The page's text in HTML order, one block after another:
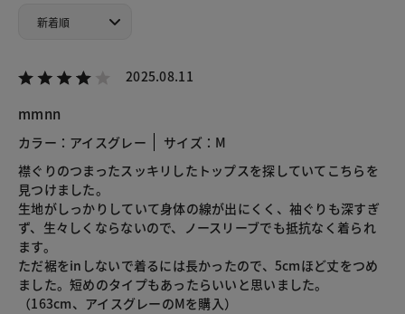
2025.08.11
mmnn
カラー：アイスグレー
サイズ：M
襟ぐりのつまったスッキリしたトップスを探していてこちらを
見つけました。
生地がしっかりしていて身体の線が出にくく、袖ぐりも深すぎ
ず、生々しくならないので、ノースリーブでも抵抗なく着られ
ます。
ただ裾をinしないで着るには長かったので、5cmほど丈をつめ
ました。短めのタイプもあったらいいと思いました。
（163cm、アイスグレーのMを購入）